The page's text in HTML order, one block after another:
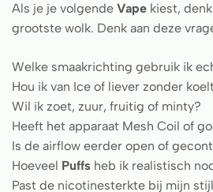
Als je je volgende Vape kiest,
grootste wolk. Denk aan deze
Welke smaakrichting gebruik ik
Hou ik van Ice of liever zonder
Wil ik zoet, zuur, fruitig of minty?
Heeft het apparaat Mesh Coil of
Is de airflow eerder open of
Hoeveel Puffs heb ik realistisch
Past de nicotinesterkte bij mijn